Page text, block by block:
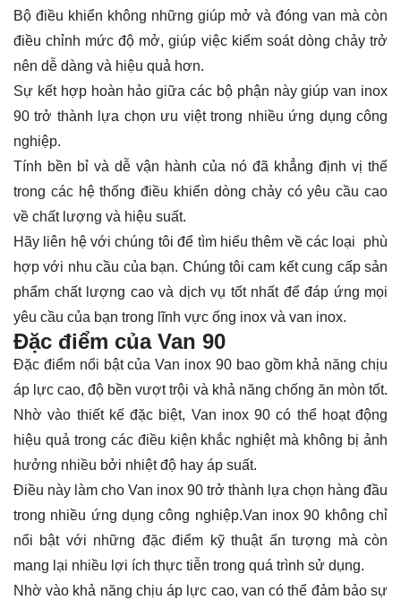
Bộ điều khiển không những giúp mở và đóng van mà còn
điều chỉnh mức độ mở, giúp việc kiểm soát dòng chảy trở
nên dễ dàng và hiệu quả hơn.
Sự kết hợp hoàn hảo giữa các bộ phận này giúp van inox
90 trở thành lựa chọn ưu việt trong nhiều ứng dụng công
nghiệp.
Tính bền bỉ và dễ vận hành của nó đã khẳng định vị thế
trong các hệ thống điều khiển dòng chảy có yêu cầu cao
về chất lượng và hiệu suất.
Hãy liên hệvới chúng tôi để tìm hiểu thêm về các loại phù
hợp với nhu cầu của bạn. Chúng tôi cam kết cung cấp sản
phẩm chất lượng cao và dịch vụ tốt nhất để đáp ứng mọi
yêu cầu của bạn trong lĩnh vực ống inox và van inox.
Đặc điểm của Van 90
Đặc điểm nổi bật của Van inox 90 bao gồm khả năng chịu
áp lực cao, độ bền vượt trội và khả năng chống ăn mòn tốt.
Nhờ vào thiết kế đặc biệt, Van inox 90 có thể hoạt động
hiệu quả trong các điều kiện khắc nghiệt mà không bị ảnh
hưởng nhiều bởi nhiệt độ hay áp suất.
Điều này làm cho Van inox 90 trở thành lựa chọn hàng đầu
trong nhiều ứng dụng công nghiệp.Van inox 90 không chỉ
nổi bật với những đặc điểm kỹ thuật ấn tượng mà còn
mang lại nhiều lợi ích thực tiễn trong quá trình sử dụng.
Nhờ vào khả năng chịu áp lực cao, van có thể đảm bảo sự